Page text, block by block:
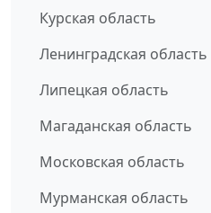
Курская область
Ленинградская область
Липецкая область
Магаданская область
Московская область
Мурманская область